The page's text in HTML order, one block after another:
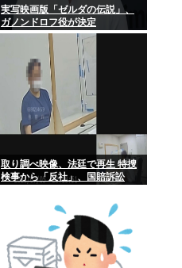
実写映画版「ゼルダの伝説」、
ガノンドロフ役が決定
取り調べ映像、法廷で再生 特捜
検事から「反社」、国賠訴訟